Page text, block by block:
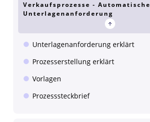
Verkaufsprozesse - Automatische
Unterlagenanforderung
Unterlagenanforderung erklärt
Prozesserstellung erklärt
Vorlagen
Prozesssteckbrief